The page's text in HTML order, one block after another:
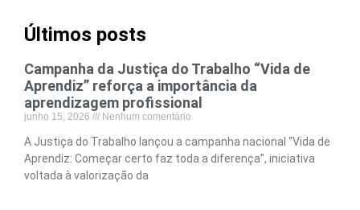
Últimos posts
Campanha da Justiça do Trabalho “Vida de
Aprendiz” reforça a importância da
aprendizagem profissional
junho 15, 2026 Nenhum comentário
A Justiça do Trabalho lançou a campanha nacional “Vida de
Aprendiz: Começar certo faz toda a diferença”, iniciativa
voltada à valorização da